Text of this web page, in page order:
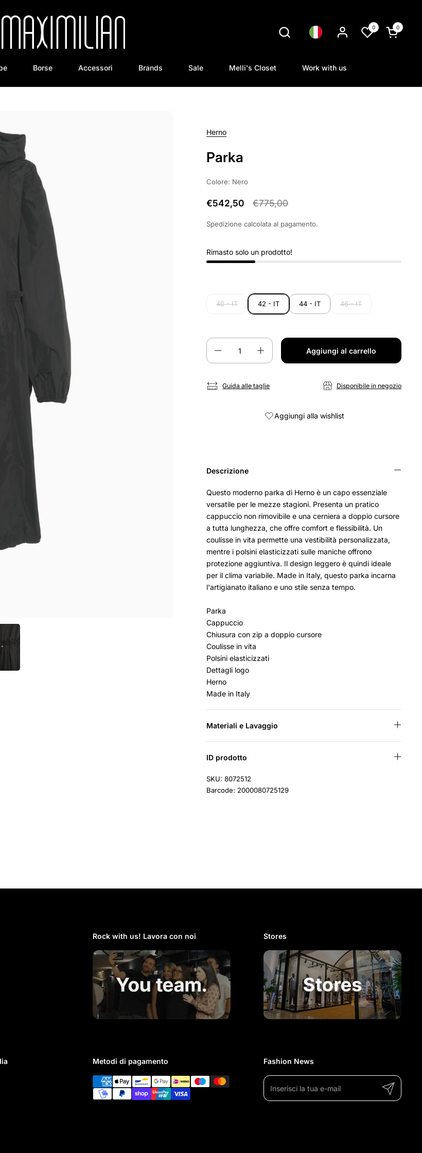
Lingua 0
Apri
0
Borse Accessori Brands Sale Melli's Closet Work with us
Herno
Parka
Colore: Nero
€542,50 €775,00
Spedizione calcolata al pagamento.
Rimasto solo un prodotto!
40 - IT 42 - IT 44 - IT 46 - IT
Quantità
Aggiungi al carrello
Guida alle taglie Disponibile in negozio
Aggiungi alla wishlist
Descrizione
Questo moderno parka di Herno è un capo essenziale
versatile per le mezze stagioni. Presenta un pratico
cappuccio non rimovibile e una cerniera a doppio cursore
a tutta lunghezza, che offre comfort e flessibilità. Un
coulisse in vita permette una vestibilità personalizzata,
mentre i polsini elasticizzati sulle maniche offrono
protezione aggiuntiva. Il design leggero è quindi ideale
per il clima variabile. Made in Italy, questo parka incarna
l'artigianato italiano e uno stile senza tempo.
Parka
Cappuccio
Chiusura con zip a doppio cursore
Coulisse in vita
Polsini elasticizzati
Dettagli logo
Herno
Made in Italy
Materiali e Lavaggio
ID prodotto
SKU: 8072512
Barcode: 2000080725129
Rock with us! Lavora con noi​ Stores
Metodi di pagamento Fashion News
Invia